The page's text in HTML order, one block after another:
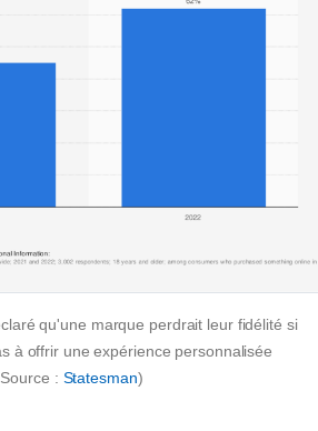
qu'une marque perdrait leur fidélité si
à offrir une expérience personnalisée
: Statesman)